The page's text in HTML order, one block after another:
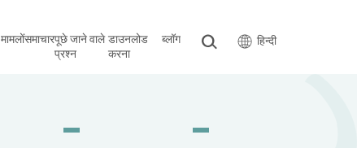
मामलोंसमाचारपूछे जाने वाले
प्रश्न
डाउनलोड
करना
ब्लॉग हिन्दी